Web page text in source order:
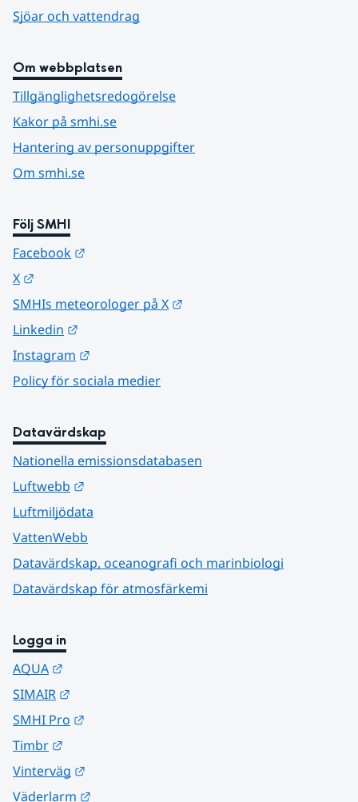
Sjöar och vattendrag
Om webbplatsen
Tillgänglighetsredogörelse
Kakor på smhi.se
Hantering av personuppgifter
Om smhi.se
Följ SMHI
Facebook
X
SMHIs meteorologer på X
Linkedin
Instagram
Policy för sociala medier
Datavärdskap
Nationella emissionsdatabasen
Luftwebb
Luftmiljödata
VattenWebb
Datavärdskap, oceanografi och marinbiologi
Datavärdskap för atmosfärkemi
Logga in
AQUA
SIMAIR
SMHI Pro
Timbr
Vinterväg
Väderlarm